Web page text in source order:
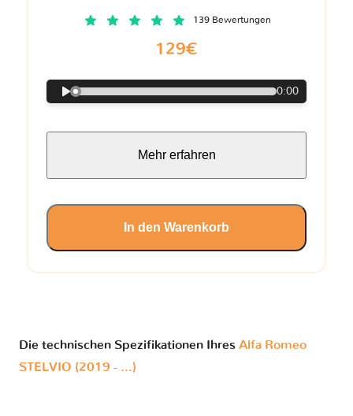
139 Bewertungen
129€
0:00
Mehr erfahren
In den Warenkorb
Die technischen Spezifikationen Ihres Alfa Romeo
STELVIO (2019 - ...)